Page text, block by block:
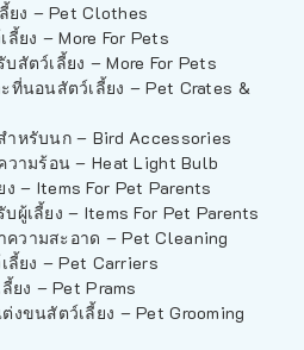
ยง – Pet Clothes
ยง – More For Pets
สัตว์เลี้ยง – More For Pets
ที่นอนสัตว์เลี้ยง – Pet Crates &
ำหรับนก – Bird Accessories
วามร้อน – Heat Light Bulb
– Items For Pet Parents
ผู้เลี้ยง – Items For Pet Parents
วามสะอาด – Pet Cleaning
ลี้ยง – Pet Carriers
ยง – Pet Prams
งขนสัตว์เลี้ยง – Pet Grooming